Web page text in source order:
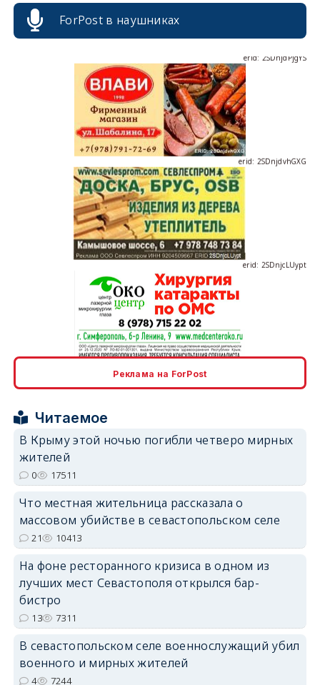
ForPost в наушниках
erid: 2SDnjdvhGXG
erid: 2SDnjcLUypt
erid: 2SDnjcrDNw6
erid: 2SDnjdvhGXG
Реклама на ForPost
Читаемое
В Крыму этой ночью погибли четверо мирных
жителей
0 17511
Что местная жительница рассказала о
массовом убийстве в севастопольском селе
21 10413
На фоне ресторанного кризиса в одном из
лучших мест Севастополя открылся бар-
бистро
13 7311
В севастопольском селе военнослужащий убил
военного и мирных жителей
4 7244